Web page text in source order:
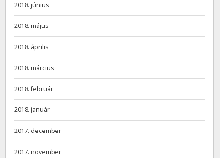
2018. június
2018. május
2018. április
2018. március
2018. február
2018. január
2017. december
2017. november